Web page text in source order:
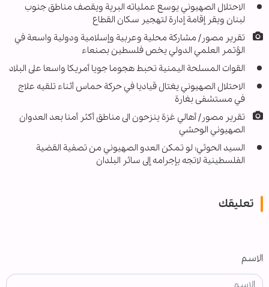
الاحتلال الصهيوني يوسع عملياته البرية ويقصف مناطق جنوب
لبنان ويقر إقامة إدارة لتهجير سكان القطاع
تقرير مصور/ مشاركة محلية وعربية وإسلامية ودولية واسعة في
الؤتمر العلمي الدولي يخص فلسطين بصنعاء
القوات المسلحة اليمنية تحبط هجوما جويا أمريكا واسعا على البلاد
الاحتلال الصهيوني يغتال قياديا في حركة حماس أثناء تلقيه علاج
في مستشفى بغارة
تقرير مصور/ أهالي غزة ينزحون الى مناطق أكثر أمنا بعد العدوان
الصهيوني الوحشي
السيد الحوثي: لو تمكن العدو الصهيوني من تصفية القضية
الفلسطينية لاتجه بإجرامه إلى سائر البلدان
تعليقك
الاسم